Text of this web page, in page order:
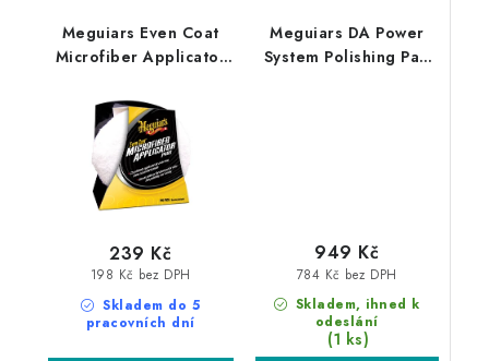
Meguiars Even Coat
Microfiber Applicator
aplikátor
Skladem do 5
pracovních dní
198 Kč bez DPH
239 Kč
Meguiars DA Power
System Polishing Pad
Skladem, ihned k
odeslání
(1 ks)
784 Kč bez DPH
949 Kč